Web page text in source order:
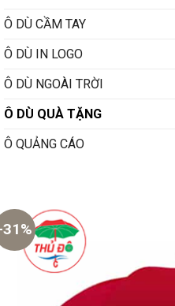
Ô DÙ CẦM TAY
Ô DÙ IN LOGO
Ô DÙ NGOÀI TRỜI
Ô DÙ QUÀ TẶNG
Ô QUẢNG CÁO